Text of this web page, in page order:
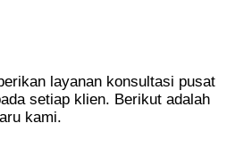
layanan konsultasi pusat
setiap klien. Berikut adalah
kami.